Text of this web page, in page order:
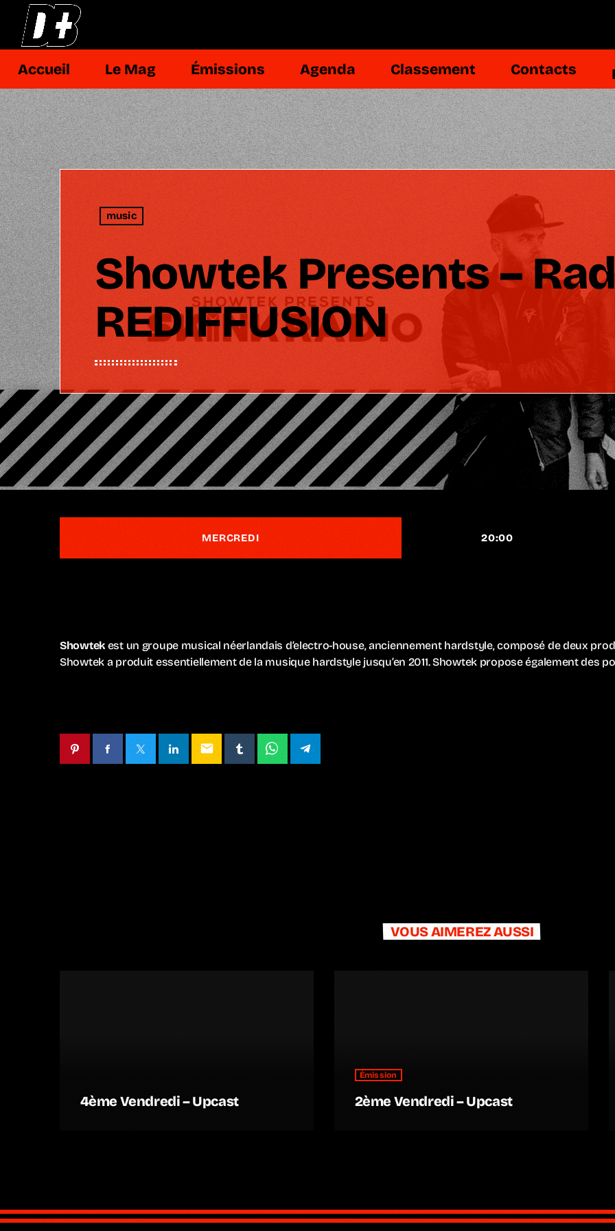
Accueil Le Mag Émissions Agenda Classement Contacts
music
Showtek Presents –
REDIFFUSION
MERCREDI 20:00
Showtekest un groupe musical néerlandais d’electro-house, anciennement hardstyle, composé de deux
Showtek a produit essentiellement de la musique hardstyle jusqu’en 2011. Showtek propose également des
email
VOUS AIMEREZ AUSSI
4ème Vendredi – Upcast
Émission
2ème Vendredi – Upcast